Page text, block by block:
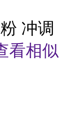
冲调
看相似